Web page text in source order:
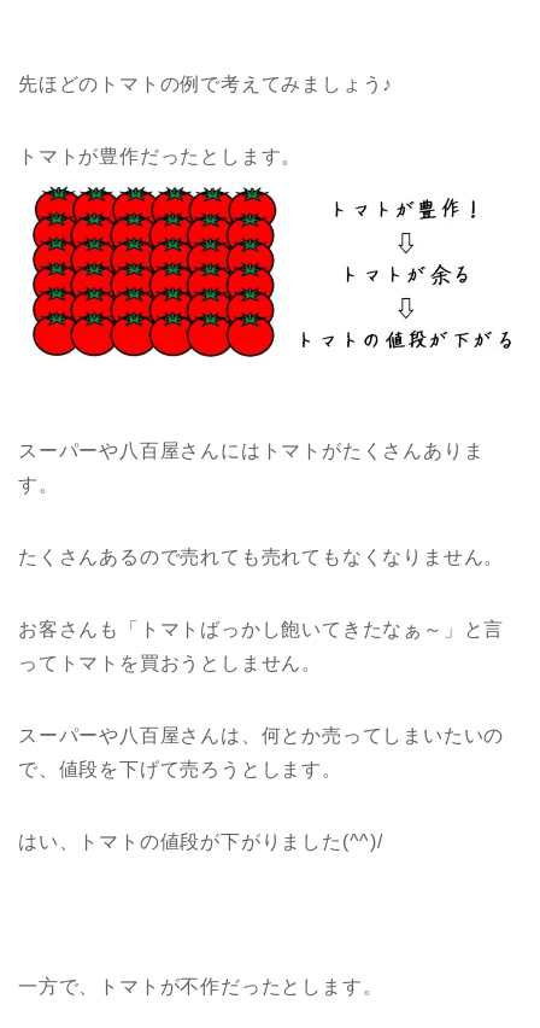
先ほどのトマトの例で考えてみましょう♪
トマトが豊作だったとします。
スーパーや八百屋さんにはトマトがたくさんありま
す。
たくさんあるので売れても売れてもなくなりません。
お客さんも「トマトばっかし飽いてきたなぁ～」と言
ってトマトを買おうとしません。
スーパーや八百屋さんは、何とか売ってしまいたいの
で、値段を下げて売ろうとします。
はい、トマトの値段が下がりました(^^)/
一方で、トマトが不作だったとします。